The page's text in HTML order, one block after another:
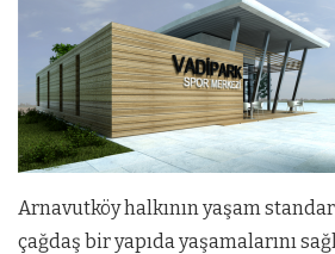
Arnavutköy halkının yaşam
çağdaş bir yapıda yaşamalarını